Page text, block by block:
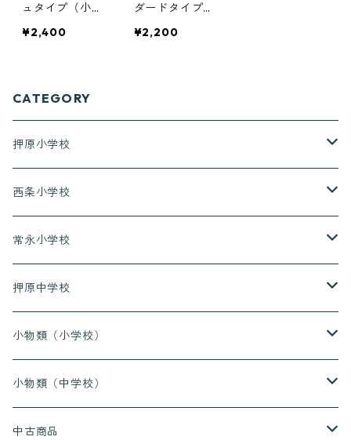
ュタイプ（小学
¥2,400
ダードタイプ
¥2,200
CATEGORY
押原小学校
上着（長袖）
上着（半袖）
長ズボン
ハーフパンツ
西条小学校
上着（長袖）
上着（半袖）
長ズボン
ハーフパンツ
常永小学校
上着（長袖）
上着（半袖）
長ズボン
ハーフパンツ
押原中学校
上着（長袖）
上着（半袖）
長ズボン
小物類（小学校）
上履き
給食着
小物類（中学校）
上履き
中古商品